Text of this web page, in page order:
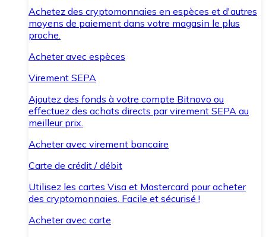
Achetez des cryptomonnaies en espèces et d'autres
moyens de paiement dans votre magasin le plus
proche.
Acheter avec espèces
Virement SEPA
Ajoutez des fonds à votre compte Bitnovo ou
effectuez des achats directs par virement SEPA au
meilleur prix.
Acheter avec virement bancaire
Carte de crédit / débit
Utilisez les cartes Visa et Mastercard pour acheter
des cryptomonnaies. Facile et sécurisé !
Acheter avec carte